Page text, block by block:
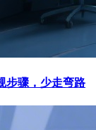
步骤，少走弯路